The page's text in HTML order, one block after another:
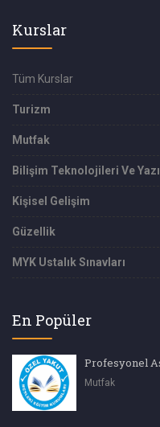
Kurslar
Tüm Kurslar
Turizm
Mutfak
Bilişim Teknolojileri Ve
Kişisel Gelişim
Güzellik
MYK Ustalık Sınavları
En Popüler
Profesyonel
Mutfak